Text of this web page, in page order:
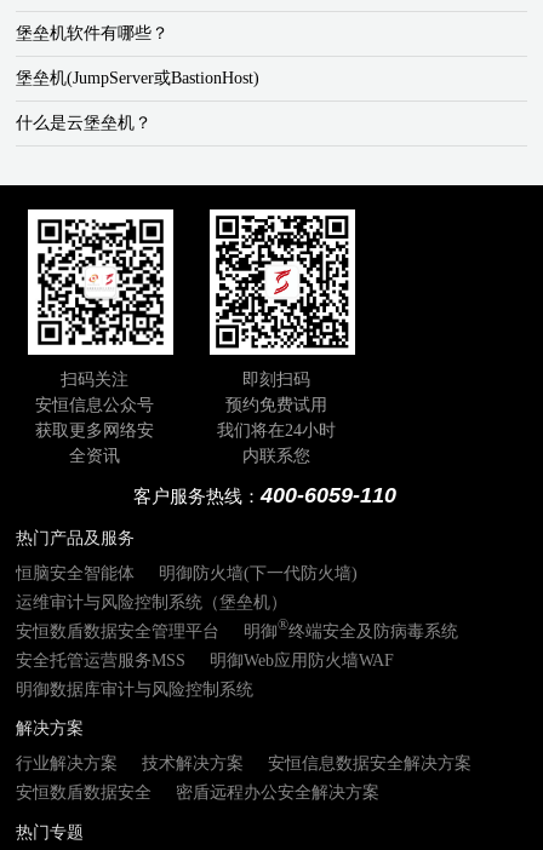
堡垒机软件有哪些？
堡垒机(JumpServer或BastionHost)
什么是云堡垒机？
扫码关注
安恒信息公众号
获取更多网络安
全资讯
即刻扫码
预约免费试用
我们将在24小时
内联系您
客户服务热线：400-6059-110
热门产品及服务
恒脑安全智能体
明御防火墙(下一代防火墙)
运维审计与风险控制系统（堡垒机）
安恒数盾数据安全管理平台
明御®终端安全及防病毒系统
安全托管运营服务MSS
明御Web应用防火墙WAF
明御数据库审计与风险控制系统
解决方案
行业解决方案
技术解决方案
安恒信息数据安全解决方案
安恒数盾数据安全
密盾远程办公安全解决方案
热门专题